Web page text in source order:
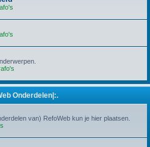
Onderdelen|:.
van) RefoWeb kun je hier plaatsen.